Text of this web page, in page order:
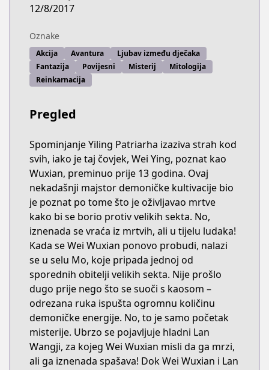
12/8/2017
Oznake
Akcija Avantura
Ljubav između dječaka
Fantazija
Povijesni Misterij
Mitologija
Reinkarnacija
Pregled
Spominjanje Yiling Patriarha izaziva strah kod
svih, iako je taj čovjek, Wei Ying, poznat kao
Wuxian, preminuo prije 13 godina. Ovaj
nekadašnji majstor demoničke kultivacije bio
je poznat po tome što je oživljavao mrtve
kako bi se borio protiv velikih sekta. No,
iznenada se vraća iz mrtvih, ali u tijelu ludaka!
Kada se Wei Wuxian ponovo probudi, nalazi
se u selu Mo, koje pripada jednoj od
sporednih obitelji velikih sekta. Nije prošlo
dugo prije nego što se suoči s kaosom –
odrezana ruka ispušta ogromnu količinu
demoničke energije. No, to je samo početak
misterije. Ubrzo se pojavljuje hladni Lan
Wangji, za kojeg Wei Wuxian misli da ga mrzi,
ali ga iznenada spašava! Dok Wei Wuxian i Lan